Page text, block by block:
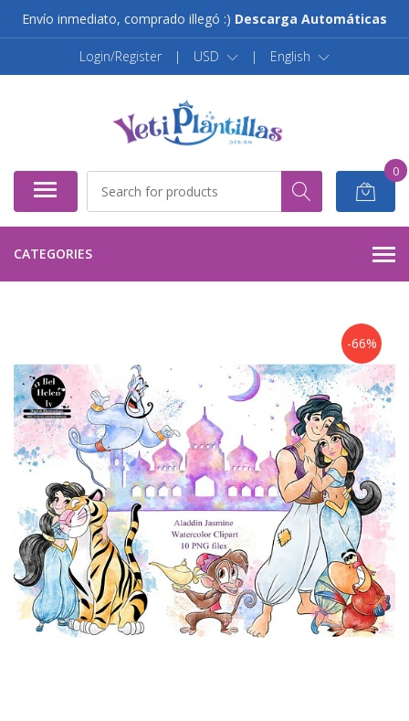
Envío inmediato, comprado illegó :) Descarga Automáticas
Login/Register | USD | English
0
CATEGORIES
-66%